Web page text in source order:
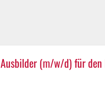
Ausbilder (m/w/d) für den